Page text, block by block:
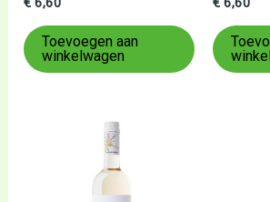
uit
5
Toevoegen aan
winkelwagen
uit
5